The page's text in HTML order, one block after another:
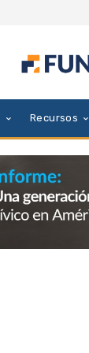
Recursos